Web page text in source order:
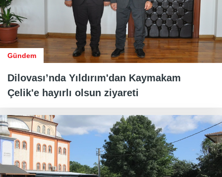
Gündem
Dilovası’nda Yıldırım'dan Kaymakam
Çelik'e hayırlı olsun ziyareti